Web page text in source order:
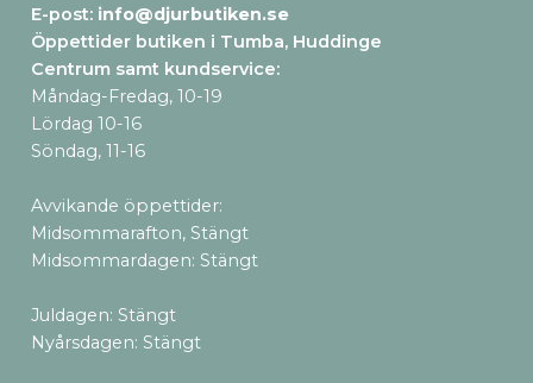
E-post: info@djurbutiken.se
Öppettider butiken i Tumba, Huddinge
Centrum samt kundservice:
Måndag-Fredag, 10-19
Lördag 10-16
Söndag, 11-16
Avvikande öppettider:
Midsommarafton, Stängt
Midsommardagen: Stängt
Juldagen: Stängt
Nyårsdagen: Stängt